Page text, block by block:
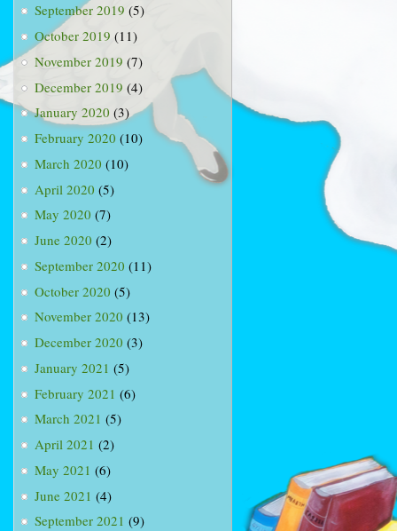
September 2019 (5)
October 2019 (11)
November 2019 (7)
December 2019 (4)
January 2020 (3)
February 2020 (10)
March 2020 (10)
April 2020 (5)
May 2020 (7)
June 2020 (2)
September 2020 (11)
October 2020 (5)
November 2020 (13)
December 2020 (3)
January 2021 (5)
February 2021 (6)
March 2021 (5)
April 2021 (2)
May 2021 (6)
June 2021 (4)
September 2021 (9)